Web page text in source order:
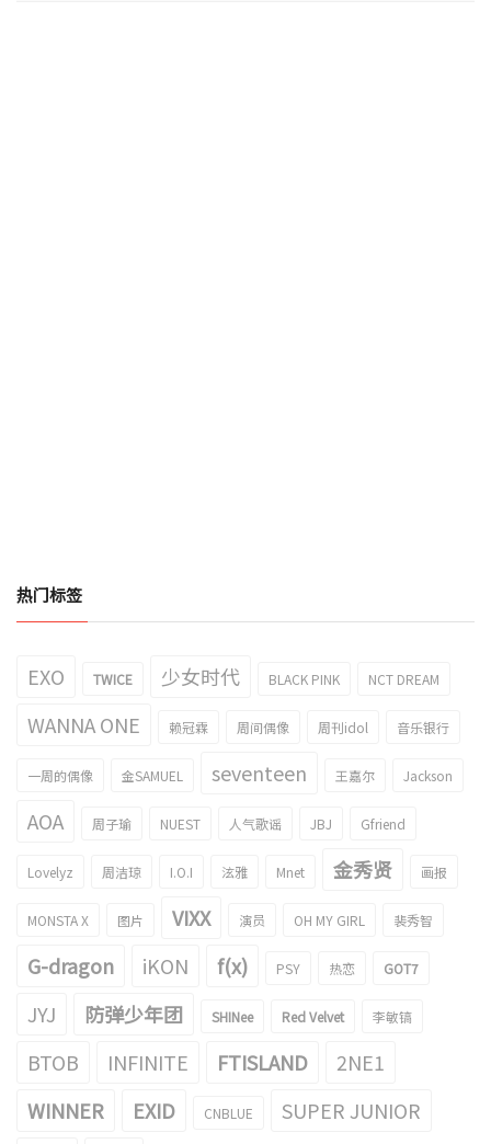
热门标签
EXO TWICE 少女时代 BLACK PINK NCT DREAM
WANNA ONE 赖冠霖 周间偶像 周刊idol 音乐银行
一周的偶像 金SAMUEL seventeen 王嘉尔 Jackson
AOA 周子瑜 NUEST 人气歌谣 JBJ Gfriend
Lovelyz 周洁琼 I.O.I 泫雅 Mnet 金秀贤 画报
MONSTA X 图片 VIXX 演员 OH MY GIRL 裴秀智
G-dragon iKON f(x) PSY 热恋 GOT7
JYJ 防弹少年团 SHINee Red Velvet 李敏镐
BTOB INFINITE FTISLAND
2NE1
WINNER
EXID CNBLUE SUPER JUNIOR